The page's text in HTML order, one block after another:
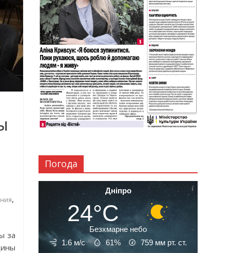
,
за
Погода
Дніпро
24°C
Безхмарне небо
1.6 м/с
61% 759 мм рт. ст.